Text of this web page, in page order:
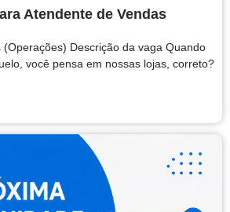
Atendente de Vendas
(Operações) Descrição da vaga Quando
você pensa em nossas lojas, correto?